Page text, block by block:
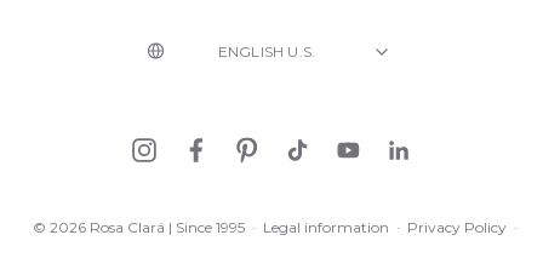
© 2026 Rosa Clará | Since 1995 · Legal information · Privacy Policy ·